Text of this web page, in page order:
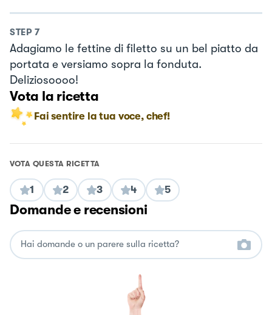
STEP 7
Adagiamo le fettine di filetto su un bel piatto da
portata e versiamo sopra la fonduta.
Deliziosoooo!
Vota la ricetta
Fai sentire la tua voce, chef!
VOTA QUESTA RICETTA
1 2 3 4 5
Domande e recensioni